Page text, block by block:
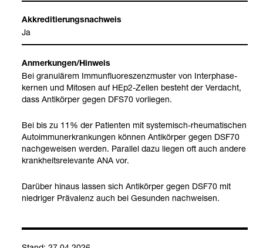
Akkre­di­tie­rungs­nach­weis
Ja
Anmer­kun­gen/Hin­weis
Bei gra­nu­lä­rem Immun­fluo­res­zenz­mus­ter von Inter­pha­se­
ker­nen und Mit­osen auf HEp2-​Zel­len besteht der Ver­dacht,
dass Anti­kör­per gegen DFS70 vor­lie­gen.
Bei bis zu 11% der Pati­en­ten mit sys­te­misch-​rheu­ma­ti­schen
Auto­im­mun­erkran­kun­gen kön­nen Anti­kör­per gegen DSF70
nach­ge­wei­sen wer­den. Par­al­lel dazu lie­gen oft auch andere
krank­heits­re­le­vante ANA vor.
Dar­über hin­aus las­sen sich Anti­kör­per gegen DSF70 mit
nied­ri­ger Prä­va­lenz auch bei Gesun­den nach­wei­sen.